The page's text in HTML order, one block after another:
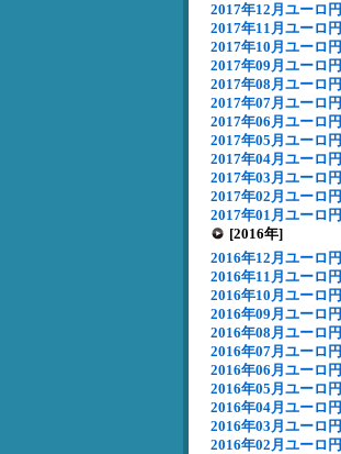
2017年12月ユーロ円
2017年11月ユーロ円
2017年10月ユーロ円
2017年09月ユーロ円
2017年08月ユーロ円
2017年07月ユーロ円
2017年06月ユーロ円
2017年05月ユーロ円
2017年04月ユーロ円
2017年03月ユーロ円
2017年02月ユーロ円
2017年01月ユーロ円
[2016年]
2016年12月ユーロ円
2016年11月ユーロ円
2016年10月ユーロ円
2016年09月ユーロ円
2016年08月ユーロ円
2016年07月ユーロ円
2016年06月ユーロ円
2016年05月ユーロ円
2016年04月ユーロ円
2016年03月ユーロ円
2016年02月ユーロ円